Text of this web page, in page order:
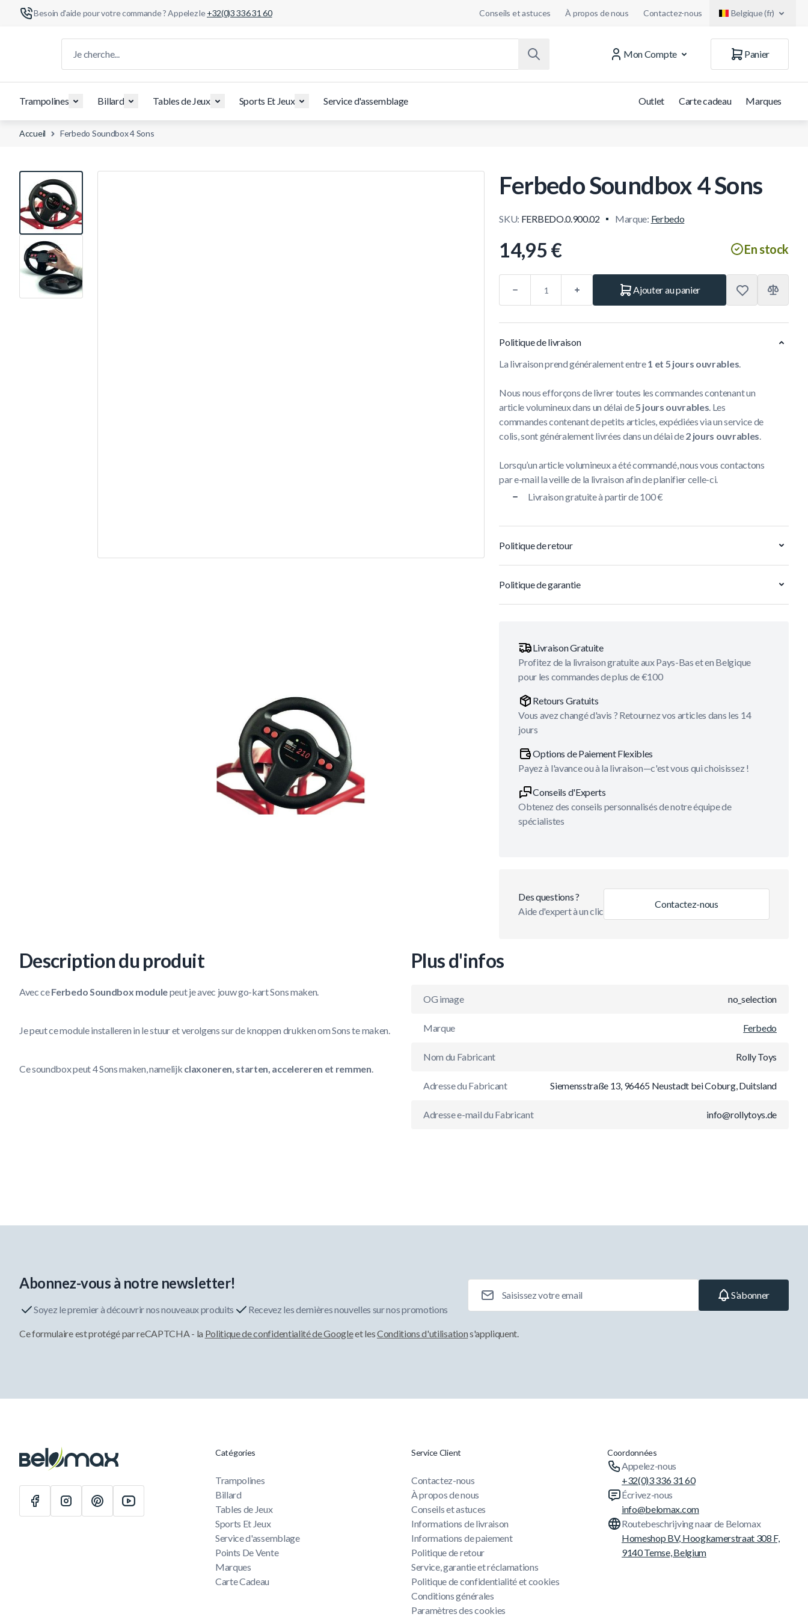
Besoin d'aide pour votre commande ? Appelez le+32(0)3 336 31 60 Conseils et astuces À propos de nous Contactez-nous Belgique (fr)
Mon Compte
Panier
Trampolines Billard Tables de Jeux Sports Et Jeux Service d'assemblage Outlet Carte cadeau Marques
Accueil Ferbedo Soundbox 4 Sons
View larger image
View larger image
Ferbedo Soundbox 4 Sons
SKU: FERBEDO.0.900.02 Marque: Ferbedo
14,95 € En stock
Ajouter au panier
Politique de livraison
La livraison prend généralement entre1 et 5 jours ouvrables.
Nous nous efforçons de livrer toutes les commandes contenant un
article volumineux dans un délai de5 jours ouvrables. Les
commandes contenant de petits articles, expédiées via un service de
colis, sont généralement livrées dans un délai de2 jours ouvrables.
Lorsqu’un article volumineux a été commandé, nous vous contactons
par e-mail la veille de la livraison afin de planifier celle-ci.
Livraison gratuite à partir de 100 €
Politique de retour
Politique de garantie
Livraison Gratuite
Profitez de la livraison gratuite aux Pays-Bas et en Belgique
pour les commandes de plus de €100
Retours Gratuits
Vous avez changé d'avis ? Retournez vos articles dans les 14
jours
Options de Paiement Flexibles
Payez à l'avance ou à la livraison—c'est vous qui choisissez !
Conseils d'Experts
Obtenez des conseils personnalisés de notre équipe de
spécialistes
Des questions ?
Aide d'expert à un clic
Contactez-nous
Description du produit
Avec ceFerbedo Soundbox modulepeut je avec jouw go-kart Sons maken.
Je peut ce module installeren in le stuur et verolgens sur de knoppen drukken om Sons te maken.
Ce soundbox peut 4 Sons maken, namelijk claxoneren, starten, accelereren et remmen.
Plus d'infos
OG image no_selection
Marque Ferbedo
Nom du Fabricant Rolly Toys
Adresse du Fabricant Siemensstraße 13, 96465 Neustadt bei Coburg, Duitsland
Adresse e-mail du Fabricant info@rollytoys.de
Abonnez-vous à notre newsletter!
Soyez le premier à découvrir nos nouveaux produits Recevez les dernières nouvelles sur nos promotions
S’abonner
Ce formulaire est protégé par reCAPTCHA - la Politique de confidentialité de Googleet lesConditions d'utilisations'appliquent.
Catégories
Trampolines
Billard
Tables de Jeux
Sports Et Jeux
Service d'assemblage
Points De Vente
Marques
Carte Cadeau
Service Client
Contactez-nous
À propos de nous
Conseils et astuces
Informations de livraison
Informations de paiement
Politique de retour
Service, garantie et réclamations
Politique de confidentialité et cookies
Conditions générales
Paramètres des cookies
Coordonnées
Appelez-nous
+32(0)3 336 31 60
Écrivez-nous
info@belomax.com
Routebeschrijving naar de Belomax
Homeshop BV, Hoogkamerstraat 308 F,
9140 Temse, Belgium